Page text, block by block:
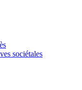
sociétales